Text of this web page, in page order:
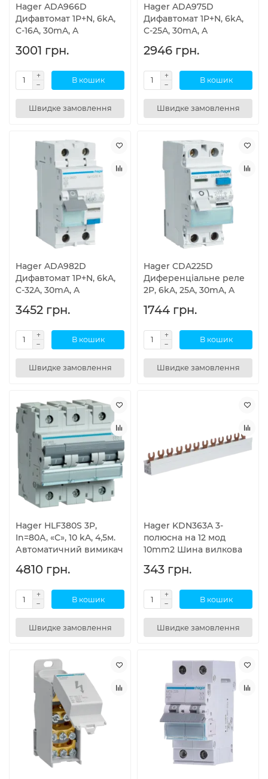
Hager ADA966D
Дифавтомат 1P+N, 6kA,
C-16A, 30mA, A
3001 грн.
В кошик
Швидке замовлення
Hager ADA975D
Дифавтомат 1P+N, 6kA,
C-25A, 30mA, A
2946 грн.
В кошик
Швидке замовлення
Hager ADA982D
Дифавтомат 1P+N, 6kA,
C-32A, 30mA, A
3452 грн.
В кошик
Швидке замовлення
Hager CDA225D
Диференціальне реле
2P, 6kA, 25A, 30mA, A
1744 грн.
В кошик
Швидке замовлення
Hager HLF380S 3P,
In=80А, «C», 10 kA, 4,5м.
Автоматичний вимикач
4810 грн.
В кошик
Швидке замовлення
Hager KDN363A 3-
полюсна на 12 мод
10mm2 Шина вилкова
343 грн.
В кошик
Швидке замовлення